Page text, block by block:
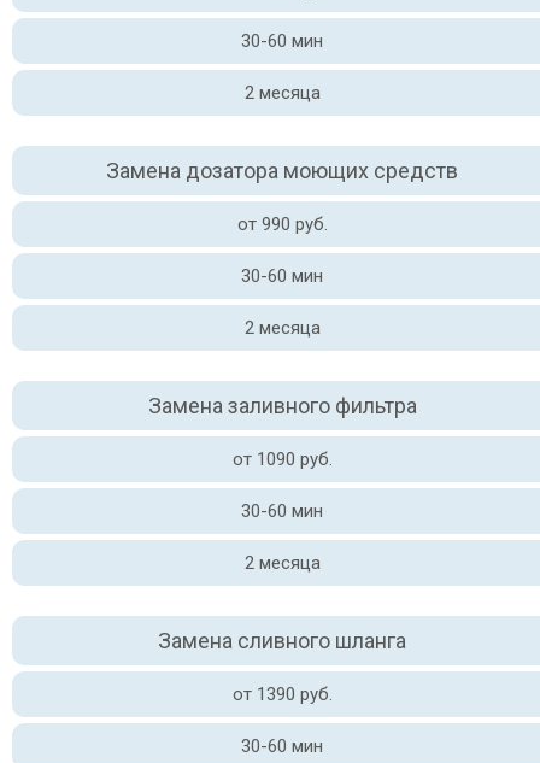
30-60 мин
2 месяца
Замена дозатора моющих средств
от 990 руб.
30-60 мин
2 месяца
Замена заливного фильтра
от 1090 руб.
30-60 мин
2 месяца
Замена сливного шланга
от 1390 руб.
30-60 мин